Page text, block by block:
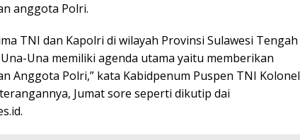
anggota Polri.
TNI dan Kapolri di wilayah Provinsi Sulawesi Tengah
Una memiliki agenda utama yaitu memberikan
Anggota Polri,” kata Kabidpenum Puspen TNI Kolonel
Jumat sore seperti dikutip dai